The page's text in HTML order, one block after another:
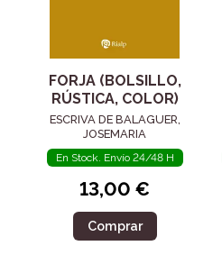
FORJA (BOLSILLO,
RÚSTICA, COLOR)
ESCRIVA DE BALAGUER,
JOSEMARIA
En Stock. Envío 24/48 H
13,00 €
Comprar